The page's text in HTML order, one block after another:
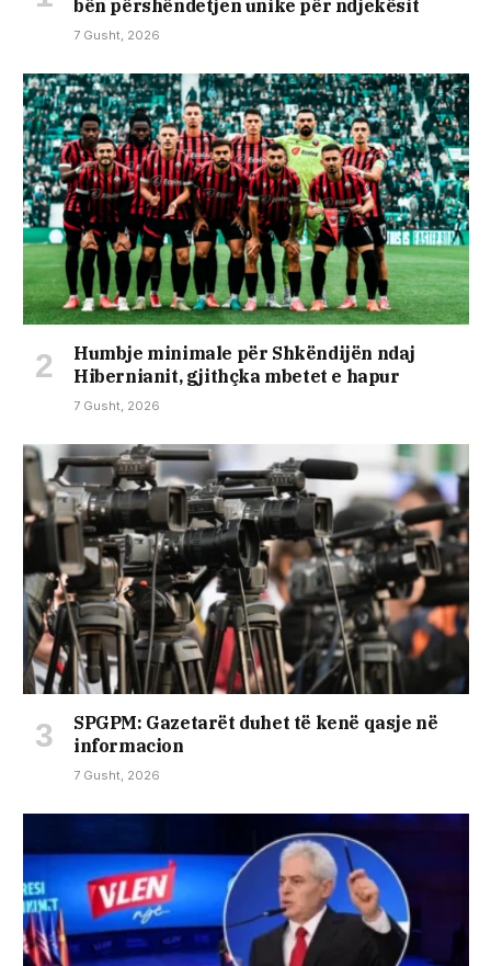
bën përshëndetjen unike për ndjekësit
7 Gusht, 2026
Humbje minimale për Shkëndijën ndaj
Hibernianit, gjithçka mbetet e hapur
7 Gusht, 2026
SPGPM: Gazetarët duhet të kenë qasje në
informacion
7 Gusht, 2026